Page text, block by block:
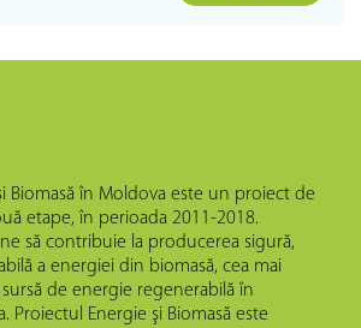
Biomasă în Moldova este un proiect de
etape, în perioada 2011-2018.
să contribuie la producerea sigură,
a energiei din biomasă, cea mai
sursă de energie regenerabilă în
Proiectul Energie şi Biomasă este